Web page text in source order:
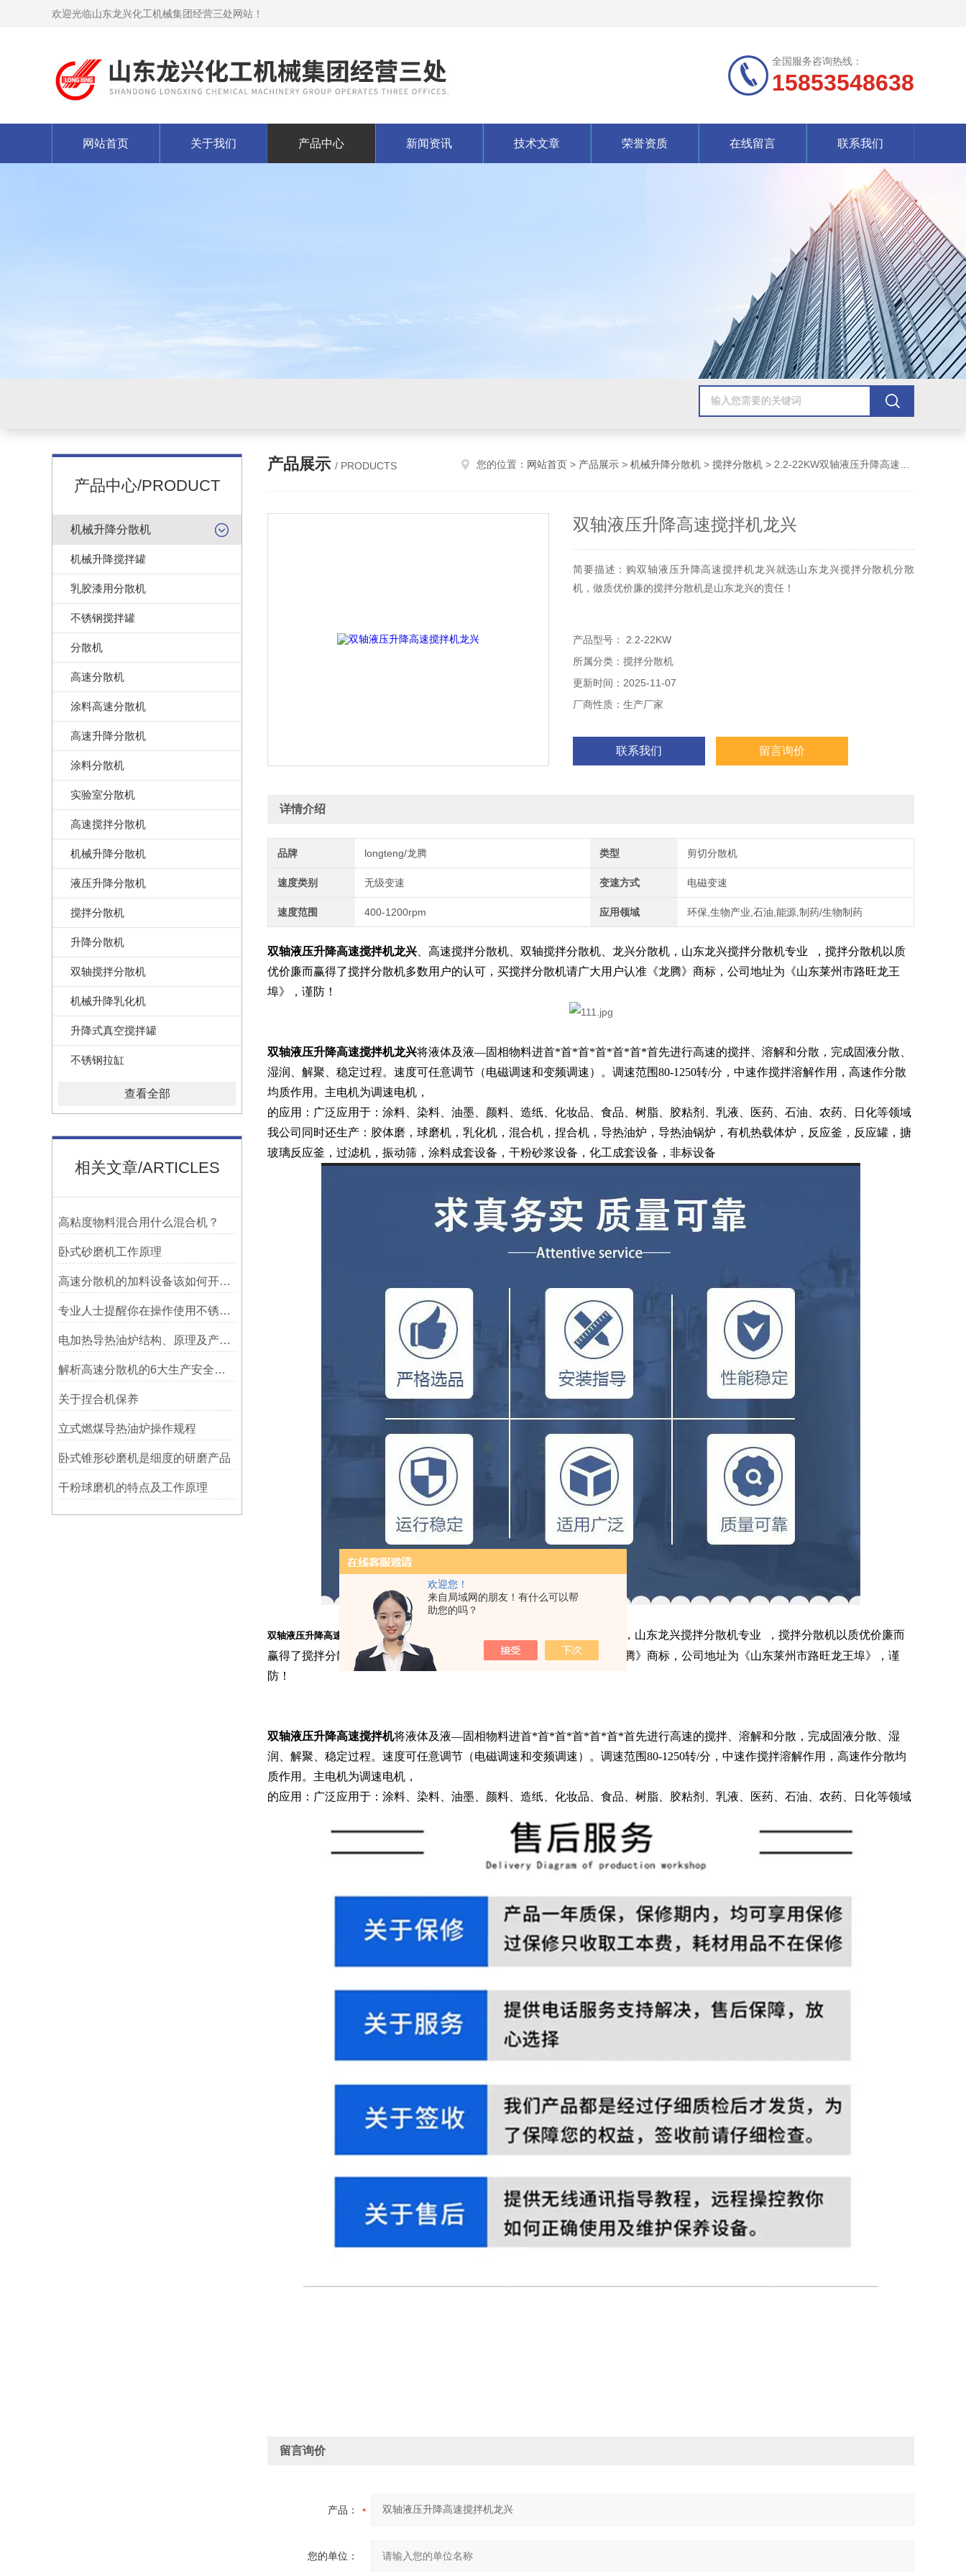
欢迎您！
来自局域网的朋友！有什么可以帮
助您的吗？
欢迎光临山东龙兴化工机械集团经营三处网站！
全国服务咨询热线：
15853548638
网站首页 关于我们 产品中心 新闻资讯 技术文章 荣誉资质 在线留言 联系我们
产品中心/PRODUCT
机械升降分散机
机械升降搅拌罐
乳胶漆用分散机
不锈钢搅拌罐
分散机
高速分散机
涂料高速分散机
高速升降分散机
涂料分散机
实验室分散机
高速搅拌分散机
机械升降分散机
液压升降分散机
搅拌分散机
升降分散机
双轴搅拌分散机
机械升降乳化机
升降式真空搅拌罐
不锈钢拉缸
查看全部
相关文章/ARTICLES
高粘度物料混合用什么混合机？
卧式砂磨机工作原理
高速分散机的加料设备该如何开启？
专业人士提醒你在操作使用不锈钢胶体磨时一定要注意这些事
电加热导热油炉结构、原理及产品使用特点
解析高速分散机的6大生产安全注意事项
关于捏合机保养
立式燃煤导热油炉操作规程
卧式锥形砂磨机是细度的研磨产品
干粉球磨机的特点及工作原理
产品展示 / PRODUCTS 您的位置： 网站首页 > 产品展示 > 机械升降分散机 > 搅拌分散机 > 2.2-22KW双轴液压升降高速搅拌机龙兴
双轴液压升降高速搅拌机龙兴
简要描述：购双轴液压升降高速搅拌机龙兴就选山东龙兴搅拌分散机分散
机，做质优价廉的搅拌分散机是山东龙兴的责任！
产品型号： 2.2-22KW
所属分类：搅拌分散机
更新时间：2025-11-07
厂商性质：生产厂家
联系我们 留言询价
详情介绍
品牌 longteng/龙腾 类型 剪切分散机
速度类别 无级变速 变速方式 电磁变速
速度范围 400-1200rpm 应用领域 环保,生物产业,石油,能源,制药/生物制药
双轴液压升降高速搅拌机龙兴 、高速搅拌分散机、双轴搅拌分散机、龙兴分散机，山东龙兴搅拌分散机专业 ，搅拌分散机以质
优价廉而赢得了搅拌分散机多数用户的认可，买搅拌分散机请广大用户认准《龙腾》商标，公司地址为《山东莱州市路旺龙王
埠》，谨防！
双轴液压升降高速搅拌机龙兴将液体及液—固相物料进首*首*首*首*首*首*首先进行高速的搅拌、溶解和分散，完成固液分散、
湿润、解聚、稳定过程。速度可任意调节（电磁调速和变频调速）。调速范围80-1250转/分，中速作搅拌溶解作用，高速作分散
均质作用。主电机为调速电机，
的应用：广泛应用于：涂料、染料、油墨、颜料、造纸、化妆品、食品、树脂、胶粘剂、乳液、医药、石油、农药、日化等领域
我公司同时还生产：胶体磨，球磨机，乳化机，混合机，捏合机，导热油炉，导热油锅炉，有机热载体炉，反应釜，反应罐，搪
玻璃反应釜，过滤机，振动筛，涂料成套设备，干粉砂浆设备，化工成套设备，非标设备
双轴液压升降高速搅拌机
、高速搅拌分散机、双轴搅拌分散机、龙兴分散机，山东龙兴搅拌分散机专业 ，搅拌分散机以质优价廉而
赢得了搅拌分散机多数用户的认可，买搅拌分散机请广大用户认准《龙腾》商标，公司地址为《山东莱州市路旺龙王埠》，谨
防！
双轴液压升降高速搅拌机将液体及液—固相物料进首*首*首*首*首*首*首先进行高速的搅拌、溶解和分散，完成固液分散、湿
润、解聚、稳定过程。速度可任意调节（电磁调速和变频调速）。调速范围80-1250转/分，中速作搅拌溶解作用，高速作分散均
质作用。主电机为调速电机，
的应用：广泛应用于：涂料、染料、油墨、颜料、造纸、化妆品、食品、树脂、胶粘剂、乳液、医药、石油、农药、日化等领域
留言询价
产品：
您的单位：